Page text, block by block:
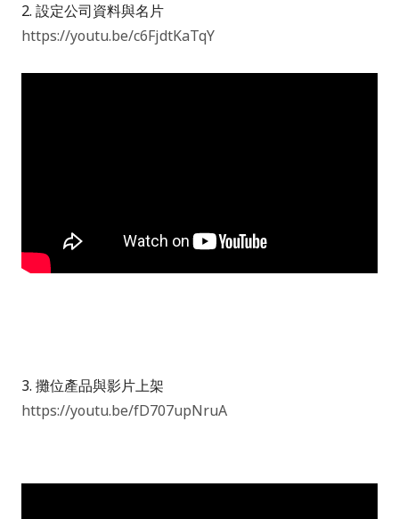
2. 設定公司資料與名片
https://youtu.be/c6FjdtKaTqY
3. 攤位產品與影片上架
https://youtu.be/fD707upNruA